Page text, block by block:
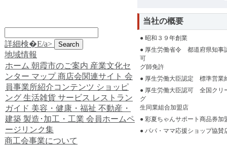
詳細検�E/a>
地域情報
ホーム 朝霞市のご案内 産業文化セ
ンター マップ 商店会関連サイト 会
員事業所紹介コンテンツ ショッピ
ング 生活雑貨 サービス レストラン
ガイド 美容・健康・福祉 不動産・
建築 製造･加工・工業 会員ホームペ
ージリンク集
商工会事業について
当社の概要
● 昭和３９年創業
● 厚生労働省令 都道府県知事
グ師免許
● 厚生労働大臣認定 標準営業
● 厚生労働大臣認可 全国クリ
生同業組合加盟店
● 彩夏ちゃんサポート商品券加
● パパ・ママ応援ショップ協賛